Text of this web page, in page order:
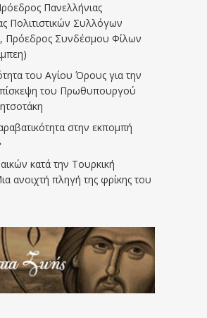
Πανελλήνιας
Πολιτιστικών Συλλόγων
Πρόεδρος Συνδέσμου Φίλων
του Αγίου Όρους για την
του Πρωθυπουργού
στην εκπομπή
κατά την Τουρκική
ανοιχτή πληγή της φρίκης του